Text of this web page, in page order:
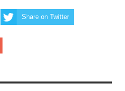
Share on Twitter